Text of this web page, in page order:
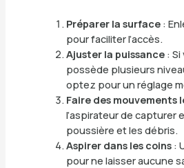
Préparer la surface:
pour faciliter l’accès.
Ajuster la puissance: Si
possède plusieurs
optez pour un réglage
Faire des mouvements
l’aspirateur de capturer
poussière et les débris.
Aspirer dans les coins:
pour ne laisser aucune